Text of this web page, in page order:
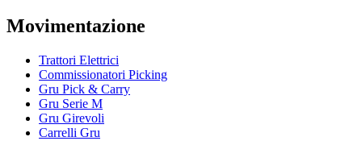
Movimentazione
Trattori Elettrici
Commissionatori Picking
Gru Pick & Carry
Gru Serie M
Gru Girevoli
Carrelli Gru